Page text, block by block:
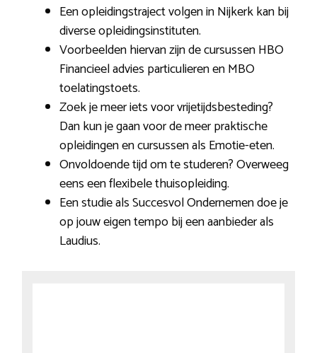
Een opleidingstraject volgen in Nijkerk kan bij
diverse opleidingsinstituten.
Voorbeelden hiervan zijn de cursussen HBO
Financieel advies particulieren en MBO
toelatingstoets.
Zoek je meer iets voor vrijetijdsbesteding?
Dan kun je gaan voor de meer praktische
opleidingen en cursussen als Emotie-eten.
Onvoldoende tijd om te studeren? Overweeg
eens een flexibele thuisopleiding.
Een studie als Succesvol Ondernemen doe je
op jouw eigen tempo bij een aanbieder als
Laudius.